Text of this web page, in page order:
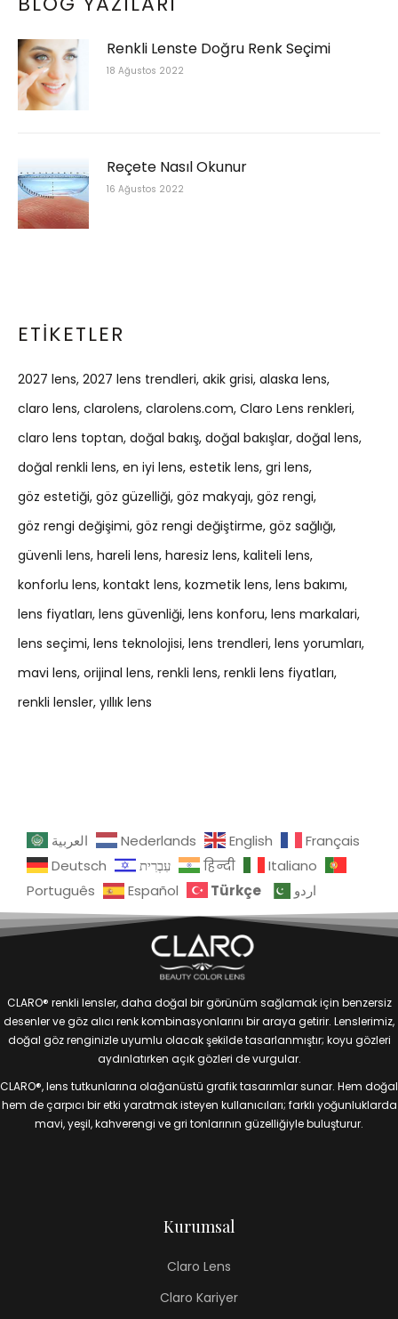
Renkli Lenste Doğru Renk Seçimi
18 Ağustos 2022
Reçete Nasıl Okunur
16 Ağustos 2022
ETIKETLER
2027 lens 2027 lens trendleri akik grisi alaska lens
claro lens clarolens clarolens.com Claro Lens renkleri
claro lens toptan doğal bakış doğal bakışlar doğal lens
doğal renkli lens en iyi lens estetik lens gri lens
göz estetiği göz güzelliği göz makyajı göz rengi
göz rengi değişimi göz rengi değiştirme göz sağlığı
güvenli lens hareli lens haresiz lens kaliteli lens
konforlu lens kontakt lens kozmetik lens lens bakımı
lens fiyatları lens güvenliği lens konforu lens markalari
lens seçimi lens teknolojisi lens trendleri lens yorumları
mavi lens orijinal lens renkli lens renkli lens fiyatları
renkli lensler yıllık lens
العربية Nederlands English
Français
Deutsch
עִבְרִית हिन्दी
Italiano
Português
Español Türkçe اردو
CLARO® renkli lensler, daha doğal bir görünüm sağlamak için benzersiz
desenler ve göz alıcı renk kombinasyonlarını bir araya getirir. Lenslerimiz,
doğal göz renginizle uyumlu olacak şekilde tasarlanmıştır; koyu gözleri
aydınlatırken açık gözleri de vurgular.
CLARO®, lens tutkunlarına olağanüstü grafik tasarımlar sunar. Hem doğal
hem de çarpıcı bir etki yaratmak isteyen kullanıcıları; farklı yoğunluklarda
mavi, yeşil, kahverengi ve gri tonlarının güzelliğiyle buluşturur.
Kurumsal
Claro Lens
Claro Kariyer